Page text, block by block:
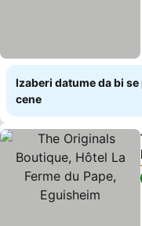
Izaberi datume da bi
cene